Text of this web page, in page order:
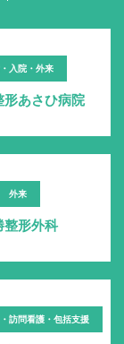
入院・外来
形あさひ病院
外来
整形外科
訪問看護・包括支援